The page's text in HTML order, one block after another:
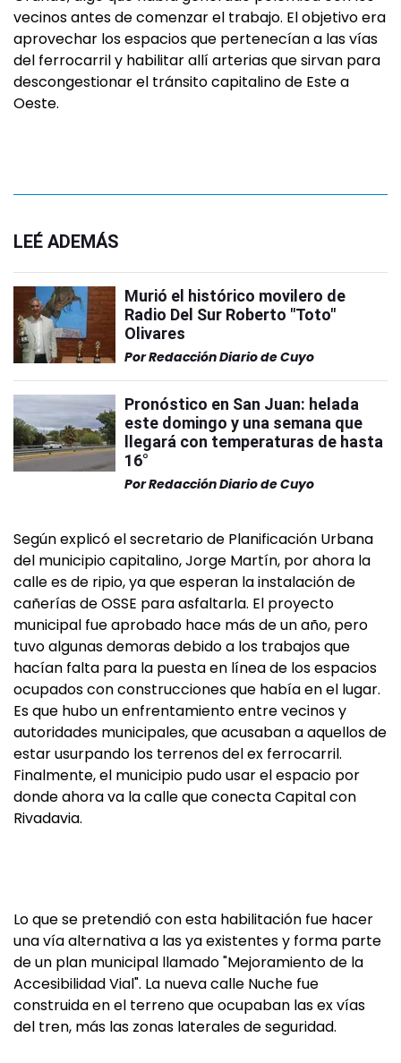
vecinos antes de comenzar el trabajo. El objetivo era
aprovechar los espacios que pertenecían a las vías
del ferrocarril y habilitar allí arterias que sirvan para
descongestionar el tránsito capitalino de Este a
Oeste.
LEÉ ADEMÁS
Murió el histórico movilero de
Radio Del Sur Roberto "Toto"
Olivares
PorRedacción Diario de Cuyo
Pronóstico en San Juan: helada
este domingo y una semana que
llegará con temperaturas de hasta
16°
PorRedacción Diario de Cuyo
Según explicó el secretario de Planificación Urbana
del municipio capitalino, Jorge Martín, por ahora la
calle es de ripio, ya que esperan la instalación de
cañerías de OSSE para asfaltarla. El proyecto
municipal fue aprobado hace más de un año, pero
tuvo algunas demoras debido a los trabajos que
hacían falta para la puesta en línea de los espacios
ocupados con construcciones que había en el lugar.
Es que hubo un enfrentamiento entre vecinos y
autoridades municipales, que acusaban a aquellos de
estar usurpando los terrenos del ex ferrocarril.
Finalmente, el municipio pudo usar el espacio por
donde ahora va la calle que conecta Capital con
Rivadavia.
Lo que se pretendió con esta habilitación fue hacer
una vía alternativa a las ya existentes y forma parte
de un plan municipal llamado "Mejoramiento de la
Accesibilidad Vial". La nueva calle Nuche fue
construida en el terreno que ocupaban las ex vías
del tren, más las zonas laterales de seguridad.